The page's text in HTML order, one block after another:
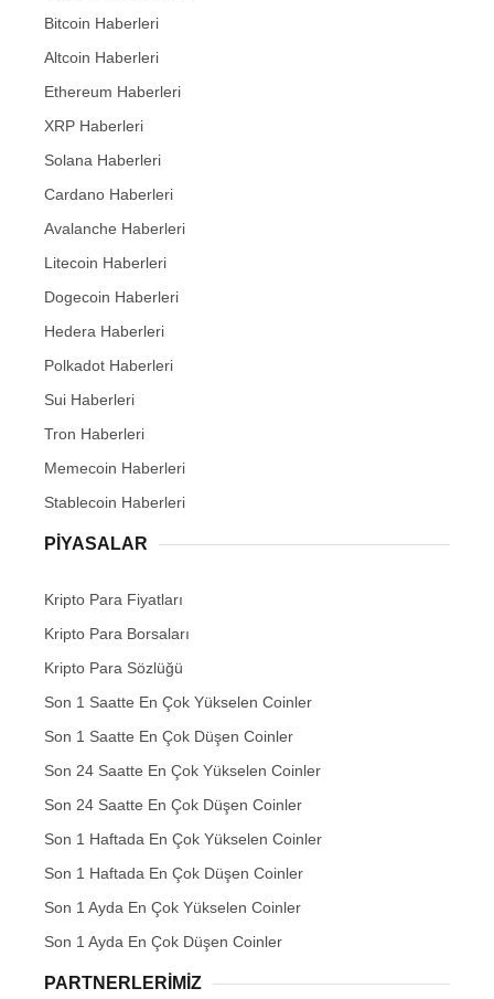
Bitcoin Haberleri
Altcoin Haberleri
Ethereum Haberleri
XRP Haberleri
Solana Haberleri
Cardano Haberleri
Avalanche Haberleri
Litecoin Haberleri
Dogecoin Haberleri
Hedera Haberleri
Polkadot Haberleri
Sui Haberleri
Tron Haberleri
Memecoin Haberleri
Stablecoin Haberleri
PIYASALAR
Kripto Para Fiyatları
Kripto Para Borsaları
Kripto Para Sözlüğü
Son 1 Saatte En Çok Yükselen Coinler
Son 1 Saatte En Çok Düşen Coinler
Son 24 Saatte En Çok Yükselen Coinler
Son 24 Saatte En Çok Düşen Coinler
Son 1 Haftada En Çok Yükselen Coinler
Son 1 Haftada En Çok Düşen Coinler
Son 1 Ayda En Çok Yükselen Coinler
Son 1 Ayda En Çok Düşen Coinler
PARTNERLERIMIZ